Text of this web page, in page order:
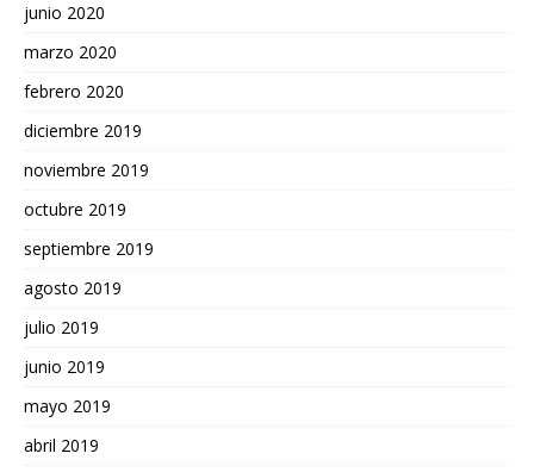
junio 2020
marzo 2020
febrero 2020
diciembre 2019
noviembre 2019
octubre 2019
septiembre 2019
agosto 2019
julio 2019
junio 2019
mayo 2019
abril 2019